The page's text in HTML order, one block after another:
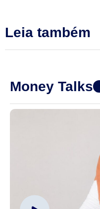
Leia também
Money Talks